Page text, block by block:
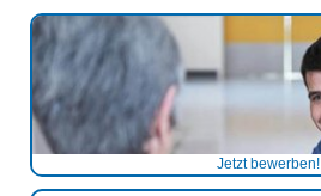
Jetzt bewerben!